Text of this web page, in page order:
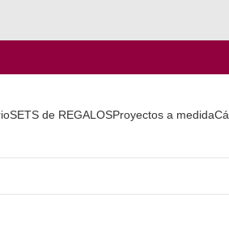
SETS de REGALOSProyectos a medida